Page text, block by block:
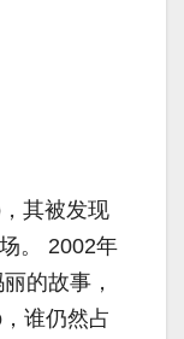
其被发现
。 2002年
的故事，
谁仍然占